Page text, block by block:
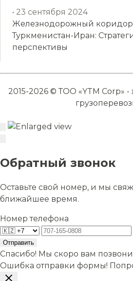
• 23 сентября 2024
Железнодорожный коридор
Туркменистан-Иран:
перспективы
2015-2026 © ТОО «YTM Corp»
Обратный звонок
Оставьте свой номер, и мы
ближайшее время.
Номер телефона
Отправить
Спасибо! Мы скоро вам
Ошибка отправки формы!